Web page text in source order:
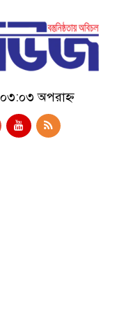
অপরাহ্ন